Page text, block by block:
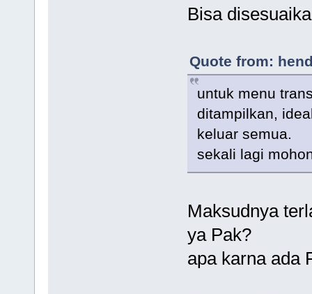
Bisa
Quote from:
untuk menu
ditampilkan,
keluar semua.
sekali lagi
Maksudnya
ya Pak?
apa karna ada